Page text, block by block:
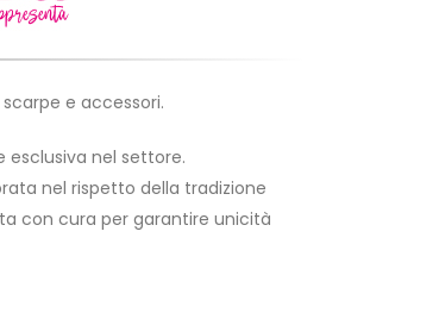
e accessori.
esclusiva nel settore.
nel rispetto della tradizione
con cura per garantire unicità